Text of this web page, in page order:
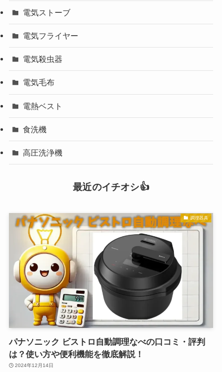
電気ストーブ
電気フライヤー
電気殺虫器
電気毛布
電熱ベスト
食洗機
高圧洗浄機
最近のイチオシ👍
調理器具
パナソニック ビストロ自動調理なべの口コミ・評判
は？使い方や便利機能を徹底解説！
2024年12月14日